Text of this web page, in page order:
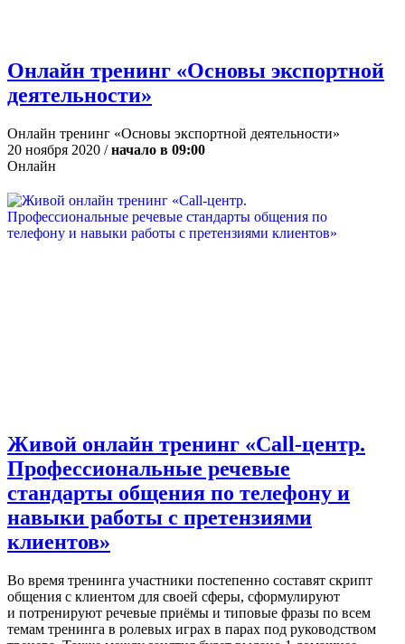
Онлайн тренинг «Основы экспортной
деятельности»
Онлайн тренинг «Основы экспортной деятельности»
20 ноября 2020 /начало в 09:00
Онлайн
Живой онлайн тренинг «Call-центр.
Профессиональные речевые
стандарты общения по телефону и
навыки работы с претензиями
клиентов»
Во время тренинга участники постепенно составят скрипт
общения с клиентом для своей сферы, сформулируют
и потренируют речевые приёмы и типовые фразы по всем
темам тренинга в ролевых играх в парах под руководством